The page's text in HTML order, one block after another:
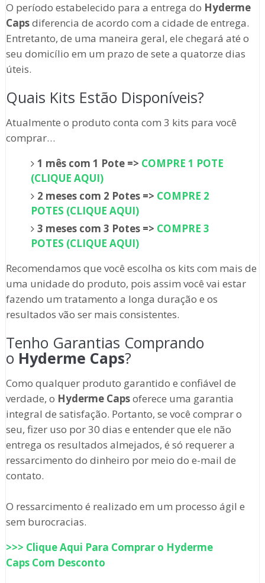
O período estabelecido para a entrega do Hyderme
Capsdiferencia de acordo com a cidade de entrega.
Entretanto, de uma maneira geral, ele chegará até o
seu domicílio em um prazo de sete a quatorze dias
úteis.
Quais Kits Estão Disponíveis?
Atualmente o produto conta com 3 kits para você
comprar…
1 mês com 1 Pote => COMPRE 1 POTE
(CLIQUE AQUI)
2 meses com 2 Potes => COMPRE 2
POTES (CLIQUE AQUI)
3 meses com 3 Potes => COMPRE 3
POTES (CLIQUE AQUI)
Recomendamos que você escolha os kits com mais de
uma unidade do produto, pois assim você vai estar
fazendo um tratamento a longa duração e os
resultados vão ser mais consistentes.
Tenho Garantias Comprando
o Hyderme Caps?
Como qualquer produto garantido e confiável de
verdade, o Hyderme Capsoferece uma garantia
integral de satisfação. Portanto, se você comprar o
seu, fizer uso por 30 dias e entender que ele não
entrega os resultados almejados, é só requerer a
ressarcimento do dinheiro por meio do e-mail de
contato.
O ressarcimento é realizado em um processo ágil e
sem burocracias.
>>> Clique Aqui Para Comprar o Hyderme
CapsCom Desconto